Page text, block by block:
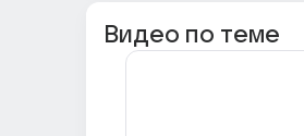
Видео по теме